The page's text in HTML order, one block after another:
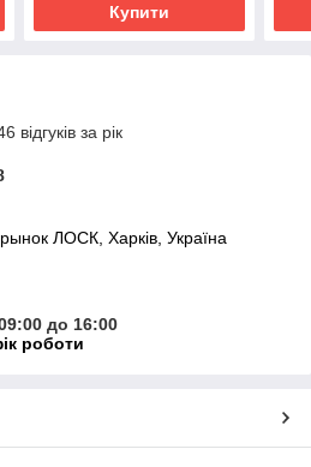
Купити
відгуків за рік
ЛОСК, Харків, Україна
до 16:00
роботи